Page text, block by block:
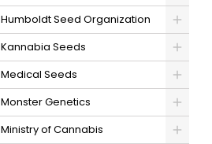
Humboldt Seed Organization
Kannabia Seeds
Medical Seeds
Monster Genetics
Ministry of Cannabis